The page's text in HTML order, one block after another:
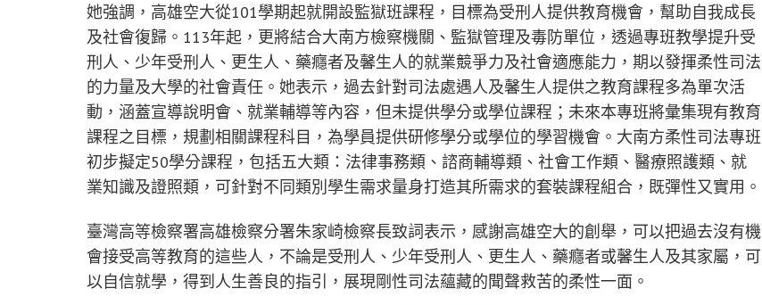
她強調，高雄空大從101學期起就開設監獄班課程，目標為受刑人提供教育機會，幫助自我成長
及社會復歸。113年起，更將結合大南方檢察機關、監獄管理及毒防單位，透過專班教學提升受
刑人、少年受刑人、更生人、藥癮者及馨生人的就業競爭力及社會適應能力，期以發揮柔性司法
的力量及大學的社會責任。她表示，過去針對司法處遇人及馨生人提供之教育課程多為單次活
動，涵蓋宣導說明會、就業輔導等內容，但未提供學分或學位課程；未來本專班將彙集現有教育
課程之目標，規劃相關課程科目，為學員提供研修學分或學位的學習機會。大南方柔性司法專班
初步擬定50學分課程，包括五大類：法律事務類、諮商輔導類、社會工作類、醫療照護類、就
業知識及證照類，可針對不同類別學生需求量身打造其所需求的套裝課程組合，既彈性又實用。
臺灣高等檢察署高雄檢察分署朱家崎檢察長致詞表示，感謝高雄空大的創舉，可以把過去沒有機
會接受高等教育的這些人，不論是受刑人、少年受刑人、更生人、藥癮者或馨生人及其家屬，可
以自信就學，得到人生善良的指引，展現剛性司法蘊藏的聞聲救苦的柔性一面。